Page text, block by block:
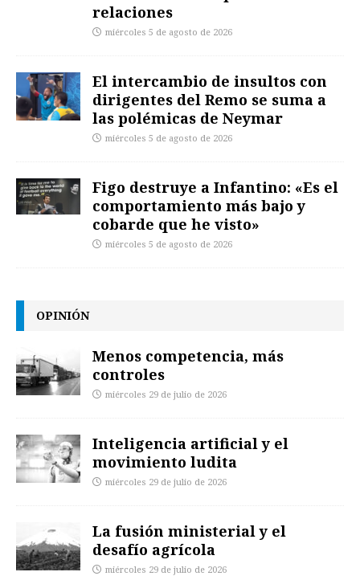
relaciones
miércoles 5 de agosto de 2026
El intercambio de insultos con
dirigentes del Remo se suma a
las polémicas de Neymar
miércoles 5 de agosto de 2026
Figo destruye a Infantino: «Es el
comportamiento más bajo y
cobarde que he visto»
miércoles 5 de agosto de 2026
OPINIÓN
Menos competencia, más
controles
miércoles 29 de julio de 2026
Inteligencia artificial y el
movimiento ludita
miércoles 29 de julio de 2026
La fusión ministerial y el
desafío agrícola
miércoles 29 de julio de 2026